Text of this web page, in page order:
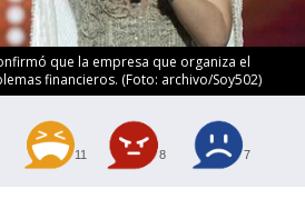
que la empresa que organiza el
financieros. (Foto: archivo/Soy502)
11 8 7